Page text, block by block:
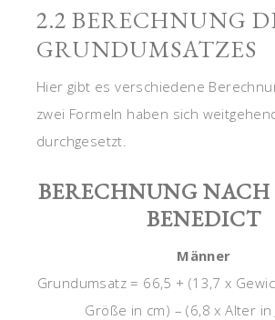
2.2 BERECHNUNG
GRUNDUMSATZES
Hier gibt es verschiedene
zwei Formeln haben sich
durchgesetzt.
BERECHNUNG
BENEDICT
Männer
Grundumsatz = 66,5 + (13,7 x
Größe in cm) – (6,8 x Alter in